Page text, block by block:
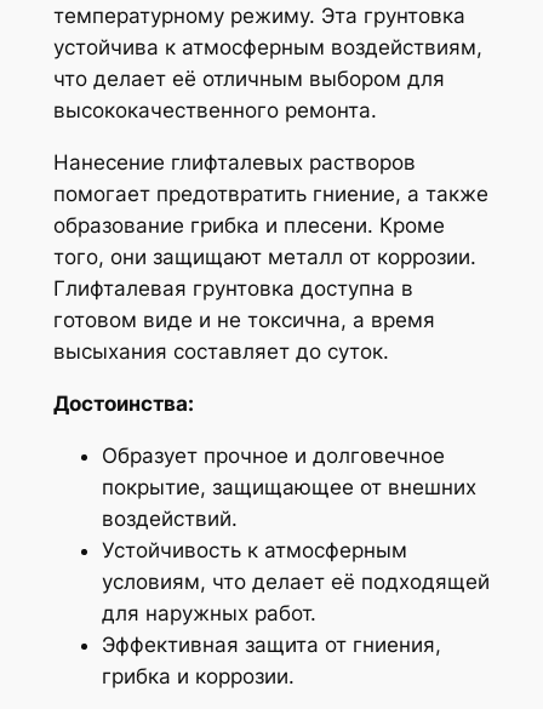
температурному режиму. Эта грунтовка
устойчива к атмосферным воздействиям,
что делает её отличным выбором для
высококачественного ремонта.
Нанесение глифталевых растворов
помогает предотвратить гниение, а также
образование грибка и плесени. Кроме
того, они защищают металл от коррозии.
Глифталевая грунтовка доступна в
готовом виде и не токсична, а время
высыхания составляет до суток.
Достоинства:
Образует прочное и долговечное
покрытие, защищающее от внешних
воздействий.
Устойчивость к атмосферным
условиям, что делает её подходящей
для наружных работ.
Эффективная защита от гниения,
грибка и коррозии.